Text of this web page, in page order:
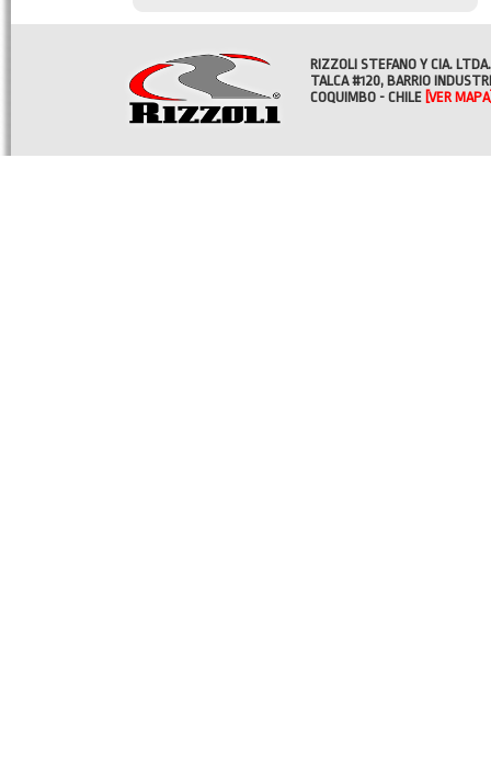
RIZZOLI STEFANO Y CIA. LTDA.
TALCA #120, BARRIO
COQUIMBO - CHILE [VER